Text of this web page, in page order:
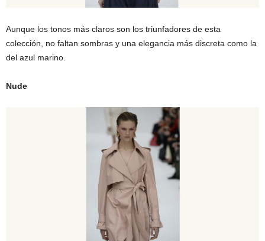
Aunque los tonos más claros son los triunfadores de esta
colección, no faltan sombras y una elegancia más discreta como la
del azul marino.
Nude